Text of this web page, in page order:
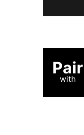
Pair
with